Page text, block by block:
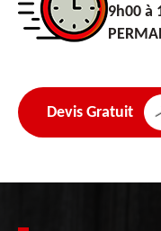
9h00 à
Devis Gratuit